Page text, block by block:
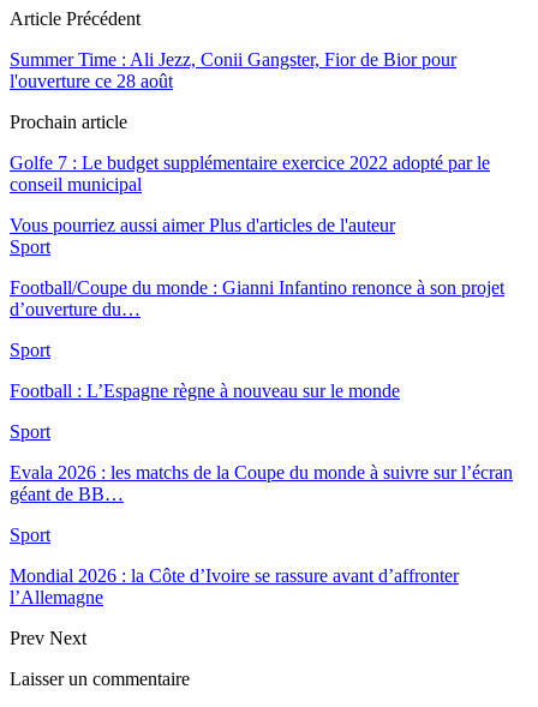
Article Précédent
Summer Time : Ali Jezz, Conii Gangster, Fior de Bior pour
l'ouverture ce 28 août
Prochain article
Golfe 7 : Le budget supplémentaire exercice 2022 adopté par le
conseil municipal
Vous pourriez aussi aimer Plus d'articles de l'auteur
Sport
Football/Coupe du monde : Gianni Infantino renonce à son projet
d’ouverture du…
Sport
Football : L’Espagne règne à nouveau sur le monde
Sport
Evala 2026 : les matchs de la Coupe du monde à suivre sur l’écran
géant de BB…
Sport
Mondial 2026 : la Côte d’Ivoire se rassure avant d’affronter
l’Allemagne
Prev Next
Laisser un commentaire